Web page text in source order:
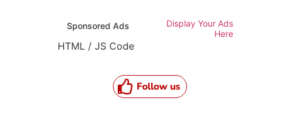
Sponsored Ads
Display Your Ads
Here
HTML / JS Code
Follow us